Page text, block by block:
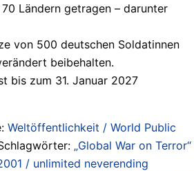
Ländern getragen – darunter
von 500 deutschen Soldatinnen
beibehalten.
bis zum 31. Januar 2027
Weltöffentlichkeit / World Public
„Global War on Terror“
/ unlimited neverending